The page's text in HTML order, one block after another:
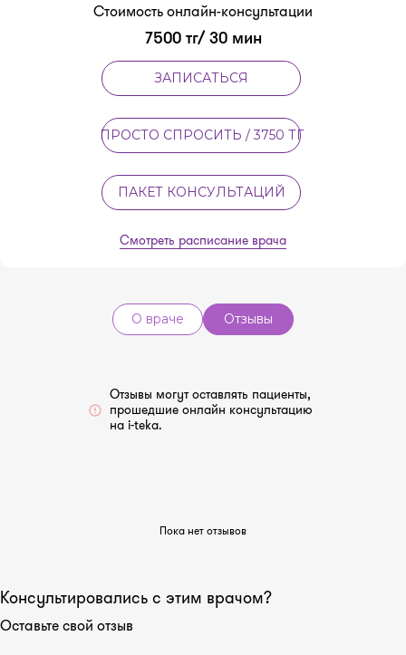
Стоимость онлайн-консультации
7500 тг/ 30 мин
ЗАПИСАТЬСЯ
ПРОСТО СПРОСИТЬ / 3750 ТГ
ПАКЕТ КОНСУЛЬТАЦИЙ
Смотреть расписание врача
О враче Отзывы
Отзывы могут оставлять пациенты,
прошедшие онлайн консультацию
на i-teka.
Пока нет отзывов
Консультировались с этим врачом?
Оставьте свой отзыв